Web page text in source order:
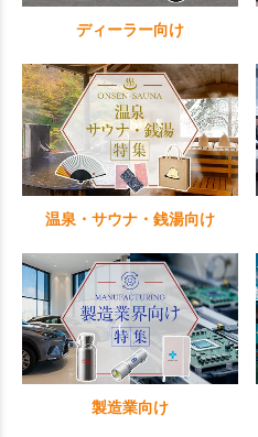
ディーラー向け
温泉・サウナ・銭湯向け
製造業向け